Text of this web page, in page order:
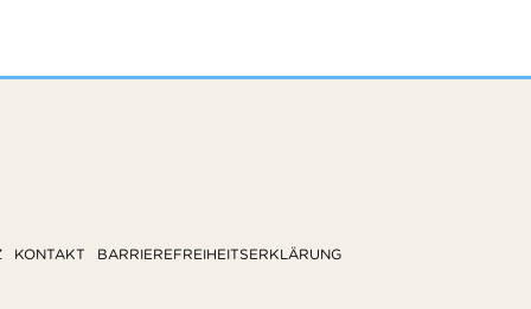
KONTAKT BARRIEREFREIHEITSERKLÄRUNG